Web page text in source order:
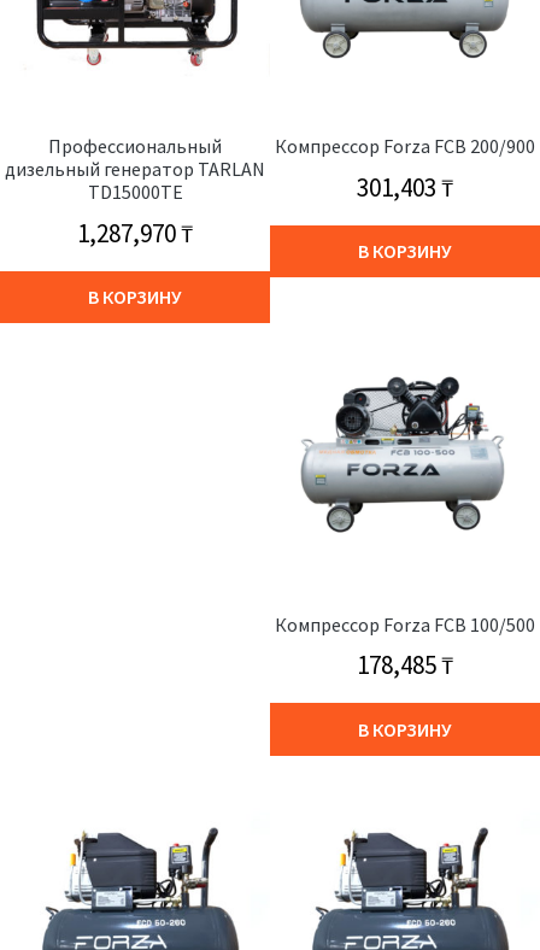
Профессиональный
дизельный генератор TARLAN
TD15000TE
1,287,970₸
В КОРЗИНУ
Компрессор Forza FCB 200/900
301,403₸
В КОРЗИНУ
Компрессор Forza FCB 100/500
178,485₸
В КОРЗИНУ